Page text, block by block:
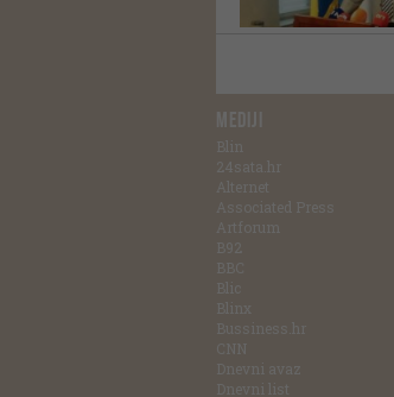
MEDIJI
Blin
24sata.hr
Alternet
Associated Press
Artforum
B92
BBC
Blic
Blinx
Bussiness.hr
CNN
Dnevni avaz
Dnevni list